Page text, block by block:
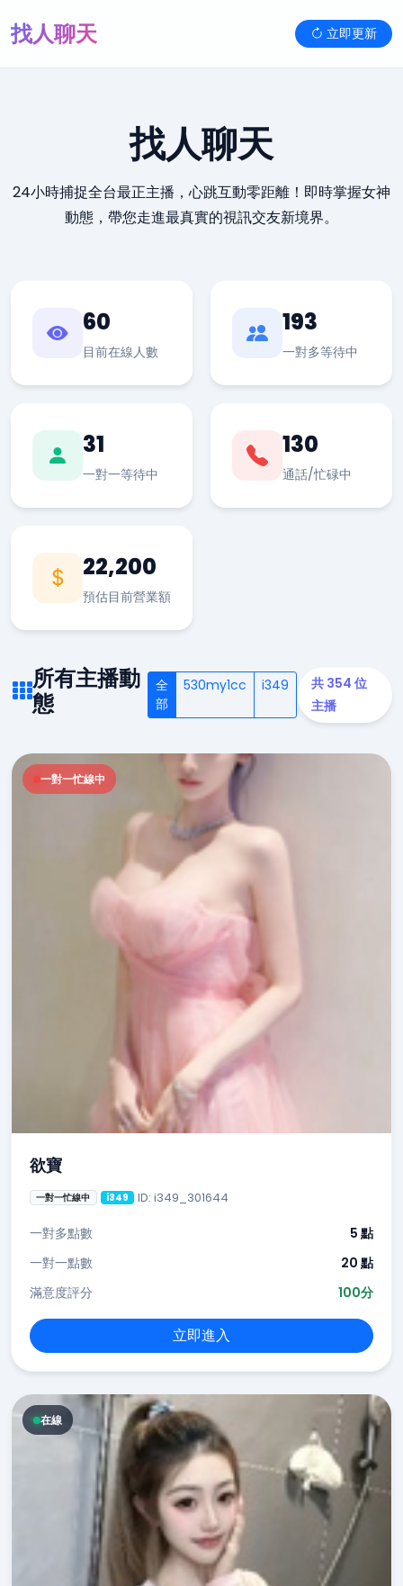
找人聊天 立即更新
找人聊天
24小時捕捉全台最正主播，心跳互動零距離！即時掌握女神
動態，帶您走進最真實的視訊交友新境界。
60
目前在線人數
193
一對多等待中
31
一對一等待中
130
通話/忙碌中
22,200
預估目前營業額
所有主播動
態
全
部
530my1cc i349
共 354 位
主播
一對一忙線中
欲寶
一對一忙線中 i349 ID: i349_301644
一對多點數
5 點
一對一點數
20 點
滿意度評分
100分
立即進入
在線